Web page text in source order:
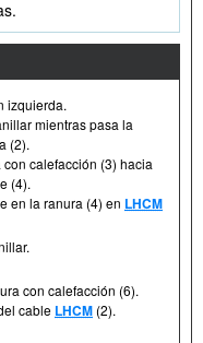
izquierda.
mientras pasa la
(2).
calefacción (3) hacia
(4).
en la ranura (4) en LHCM
con calefacción (6).
cable LHCM (2).